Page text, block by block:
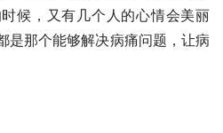
候，又有几个人的心情会美丽
是那个能够解决病痛问题，让病